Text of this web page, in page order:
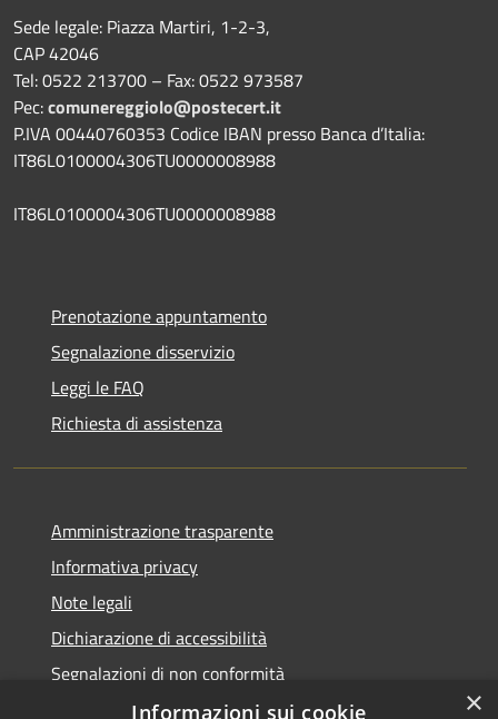
Sede legale: Piazza Martiri, 1-2-3,
CAP 42046
Tel: 0522 213700 – Fax: 0522 973587
Pec:comunereggiolo@postecert.it
P.IVA 00440760353 Codice IBAN presso Banca d’Italia:
IT86L0100004306TU0000008988
IT86L0100004306TU0000008988
Prenotazione appuntamento
Segnalazione disservizio
Leggi le FAQ
Richiesta di assistenza
Amministrazione trasparente
Informativa privacy
Note legali
Dichiarazione di accessibilità
Segnalazioni di non conformità
×
Informazioni sui cookie